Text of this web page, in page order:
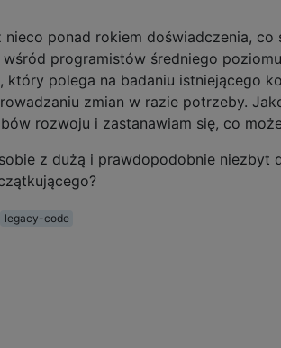
ponad rokiem doświadczenia,
wśród programistów średniego
który polega na badaniu istniejącego
zmian w razie potrzeby.
rozwoju i zastanawiam się, co
z dużą i prawdopodobnie niezbyt
legacy-code